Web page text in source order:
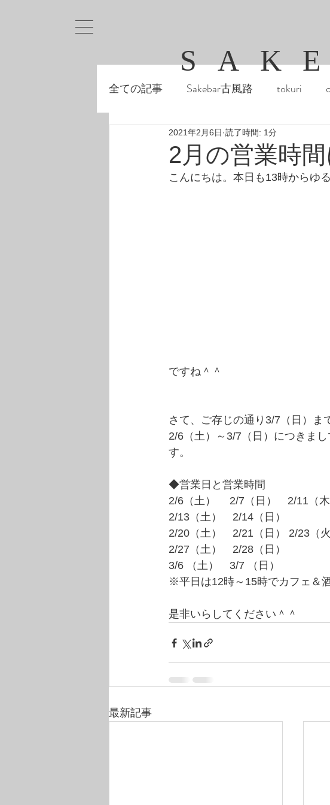
全ての記事 Sakebar古風路 tokuri
2月の営業時
2021年2月6日 読了時間: 1分
こんにちは。本日も13時からゆ
ですね＾＾
さて、ご存じの通り3/7（日）ま
2/6（土）～3/7（日）につきま
す。
◆営業日と営業時間
2/6（土）　 2/7（日）　2/11（
2/13（土）　2/14（日）　　　
2/20（土）　2/21（日） 2/23（
2/27（土）　2/28（日）
3/6 （土）　3/7 （日）          　
※平日は12時～15時でカフェ＆
是非いらしてください＾＾
最新記事